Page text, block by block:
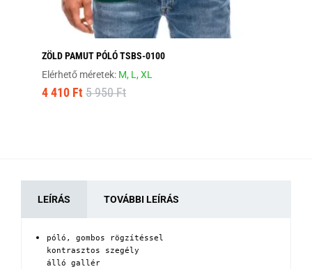
ZÖLD PAMUT PÓLÓ TSBS-0100
Elérhető méretek: M, L,XL
4 410 Ft 5 950 Ft
LEÍRÁS TOVÁBBI LEÍRÁS
póló, gombos rögzítéssel
kontrasztos szegély
álló gallér